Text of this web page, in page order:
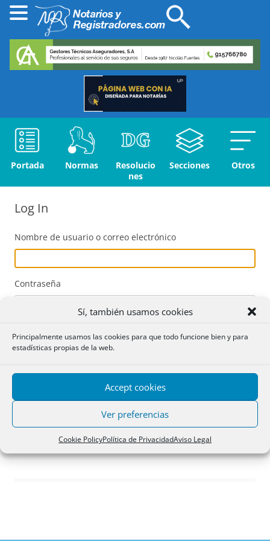
Sí, también usamos cookies
Principalmente usamos las cookies para que todo funcione bien y para
estadísticas propias de la web.
Accept cookies
Ver preferencias
Cookie PolicyPolítica de PrivacidadAviso Legal
Portada Normas
Resolucio
nes
Secciones Otros
Log In
Nombre de usuario o correo electrónico
Contraseña
Acceder
Registro
¿Has olvidado tu contraseña?